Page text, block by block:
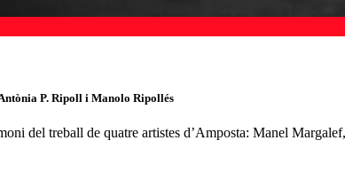
P. Ripoll i Manolo Ripollés
del treball de quatre artistes d’Amposta: Manel